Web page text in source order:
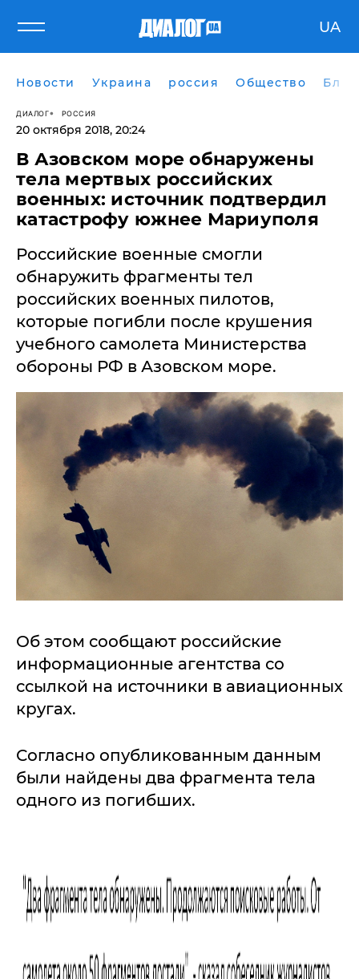
UA
Новости Украина россия Общество
ДИАЛОГ РОССИЯ
20 октября 2018, 20:24
В Азовском море обнаружены
тела мертвых российских
военных: источник подтвердил
катастрофу южнее Мариуполя
​Российские военные смогли
обнаружить фрагменты тел
российских военных пилотов,
которые погибли после крушения
учебного самолета Министерства
обороны РФ в Азовском море.
Об этом сообщают российские
информационные агентства со
ссылкой на источники в авиационных
кругах.
Согласно опубликованным данным
были найдены два фрагмента тела
одного из погибших.